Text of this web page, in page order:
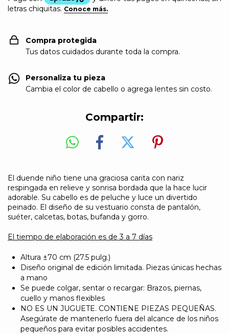
Compra protegida
Tus datos cuidados durante toda la compra.
Personaliza tu pieza
Cambia el color de cabello o agrega lentes sin costo.
Compartir:
El duende niño tiene una graciosa carita con nariz
respingada en relieve y sonrisa bordada que la hace lucir
adorable. Su cabello es de peluche y luce un divertido
peinado. El diseño de su vestuario consta de pantalón,
suéter, calcetas, botas, bufanda y gorro.
El tiempo de elaboración es de 3 a 7 días
Altura ±70 cm (27.5 pulg.)
Diseño original de edición limitada. Piezas únicas hechas
a mano
Se puede colgar, sentar o recargar: Brazos, piernas,
cuello y manos flexibles
NO ES UN JUGUETE. CONTIENE PIEZAS PEQUEÑAS.
Asegúrate de mantenerlo fuera del alcance de los niños
pequeños para evitar posibles accidentes.